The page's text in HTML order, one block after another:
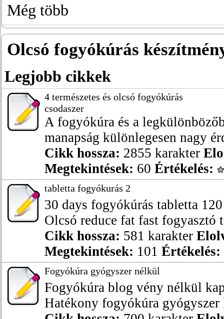
Még több
Olcsó fogyókúrás
Legjobb cikkek
4 természetes és olcsó fogyókúrás
csodaszer
A fogyókúra és a
manapság különlegesen nagy
Cikk hossza: 2855 karakter
Megtekintések: 60 Értékelés:
tabletta fogyókurás 2
30 days fogyókúrás tabletta
Olcsó reduce fat fast fogyasztó
Cikk hossza: 581 karakter
Megtekintések: 101 Értékelés:
Fogyókúra gyógyszer nélkül
Fogyókúra blog vény nélkül
Hatékony fogyókúra gyógyszer